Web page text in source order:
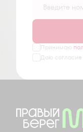
Принимаю
Даю согласие